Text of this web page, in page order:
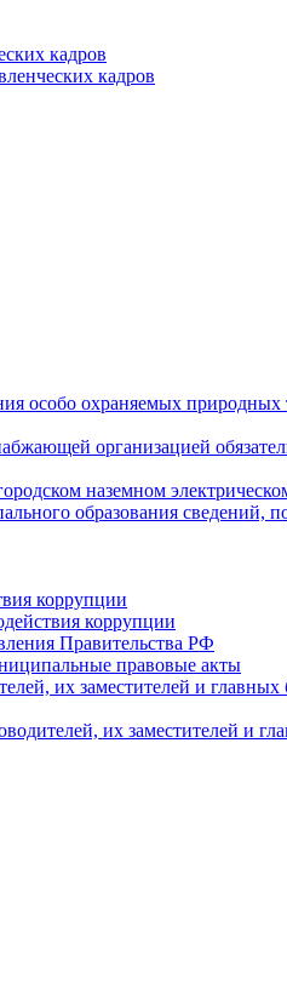
кадров
кадров
особо охраняемых природных
организацией
наземном
образования сведений,
коррупции
коррупции
Правительства РФ
правовые акты
их заместителей и
их заместителей